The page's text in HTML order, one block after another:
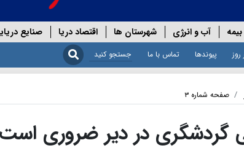
آب و انرژی شهرستان ها اقتصاد دریا صنایع
روز پیوندها تماس با ما
صفحه شماره ۳
گردشگری در دیر ضروری است